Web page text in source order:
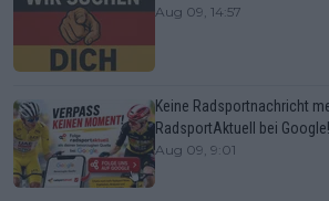
Aug 09, 14:57
Keine Radsportnachricht
RadsportAktuell bei Google!
Aug 09, 9:01